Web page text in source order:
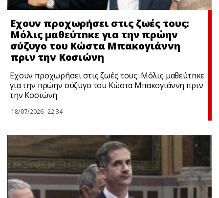
Εχουν προχωρήσει στις ζωές τους:
Μόλις μαθεύτnκε για την πρώην
σύζυγο του Κώστα Μπακογιάννη
πριν την Κοσιώνη
Εχουν προχωρήσει στις ζωές τους: Μόλις μαθεύτnκε
για την πρώην σύζυγο του Κώστα Μπακογιάννη πριν
την Κοσιώνη
18/07/2026 22:34